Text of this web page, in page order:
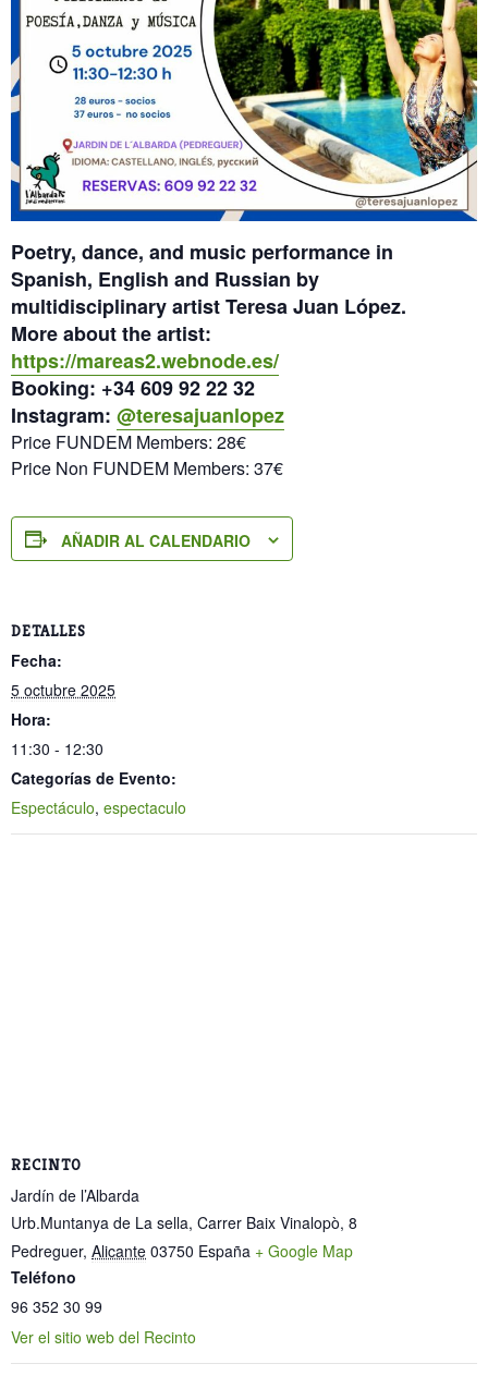
Poetry, dance, and music performance in
Spanish, English and Russian by
multidisciplinary artist Teresa Juan López.
More about the artist:
https://mareas2.webnode.es/
Booking: +34 609 92 22 32
Instagram: @teresajuanlopez
Price FUNDEM Members: 28€
Price Non FUNDEM Members: 37€
AÑADIR AL CALENDARIO
DETALLES
Fecha:
5 octubre 2025
Hora:
11:30 - 12:30
Categorías de Evento:
Espectáculo, espectaculo
RECINTO
Jardín de l’Albarda
Urb.Muntanya de La sella, Carrer Baix Vinalopò, 8
Pedreguer, Alicante 03750 España + Google Map
Teléfono
96 352 30 99
Ver el sitio web del Recinto